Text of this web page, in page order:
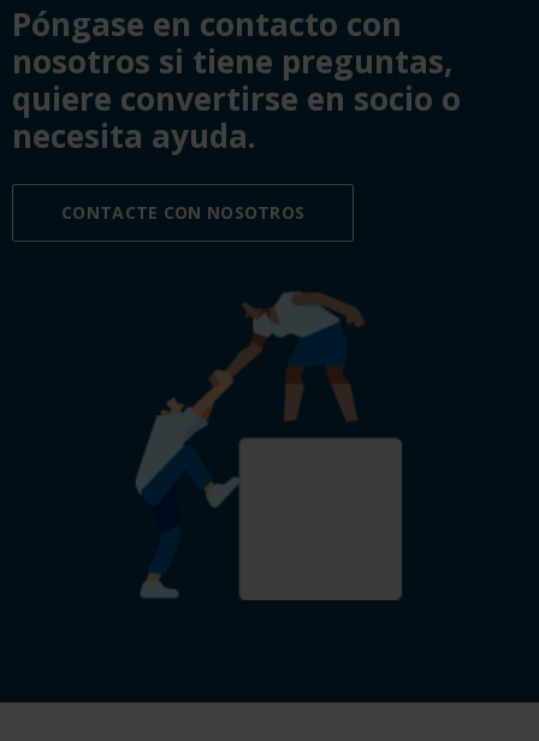
Póngase en contacto con
nosotros si tiene preguntas,
quiere convertirse en socio o
necesita ayuda.
CONTACTE CON NOSOTROS